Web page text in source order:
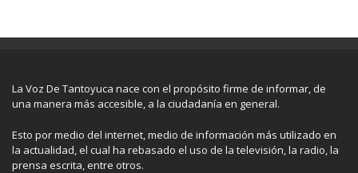
La Voz De Tantoyuca nace con el propósito firme de informar, de
una manera más accesible, a la ciudadanía en general.
Esto por medio del internet, medio de información más utilizado en
la actualidad, el cual ha rebasado el uso de la televisión, la radio, la
prensa escrita, entre otros.